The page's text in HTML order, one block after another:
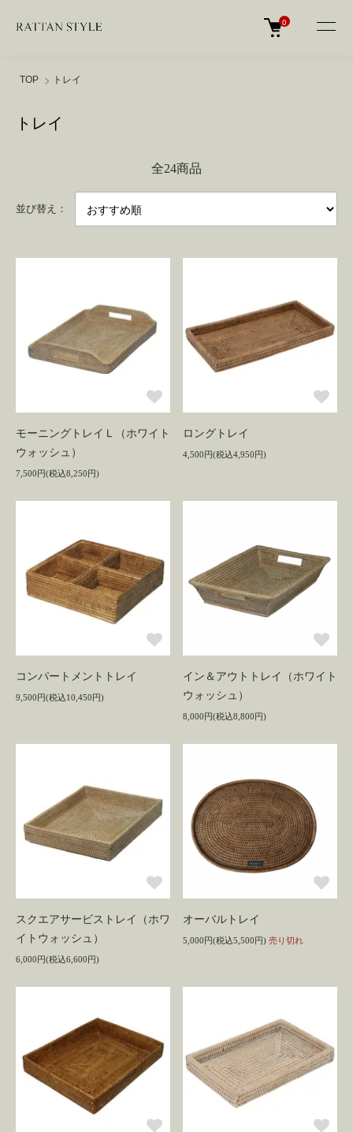
0
TOP トレイ
トレイ
全24商品
並び替え：
モーニングトレイＬ（ホワイト
ウォッシュ）
7,500円(税込8,250円)
ロングトレイ
4,500円(税込4,950円)
コンパートメントトレイ
9,500円(税込10,450円)
イン＆アウトトレイ（ホワイト
ウォッシュ）
8,000円(税込8,800円)
スクエアサービストレイ（ホワ
イトウォッシュ）
6,000円(税込6,600円)
オーバルトレイ
5,000円(税込5,500円) 売り切れ